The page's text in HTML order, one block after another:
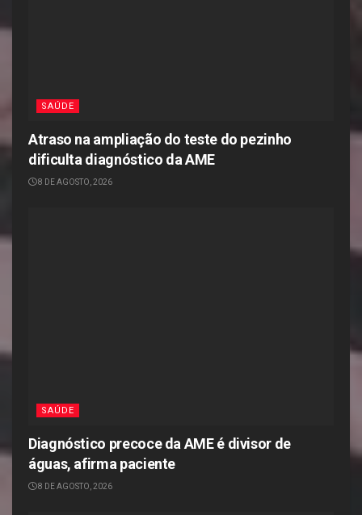
SAÚDE
Atraso na ampliação do teste do pezinho
dificulta diagnóstico da AME
8 DE AGOSTO, 2026
SAÚDE
Diagnóstico precoce da AME é divisor de
águas, afirma paciente
8 DE AGOSTO, 2026